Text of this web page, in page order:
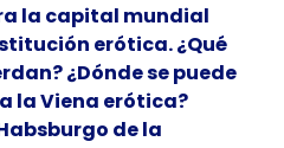
la capital mundial
erótica. ¿Qué
¿Dónde se puede
la Viena erótica?
de la